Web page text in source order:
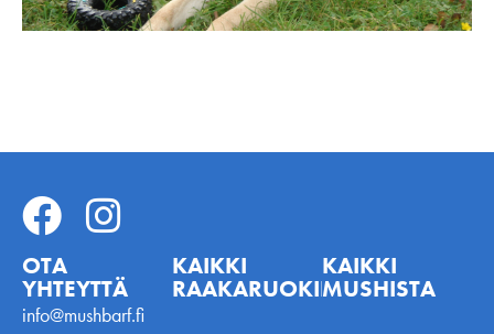
OTA
YHTEYTTÄ
info@mushbarf.fi
KAIKKI
RAAKARUOKINNASTA
KAIKKI
MUSHISTA